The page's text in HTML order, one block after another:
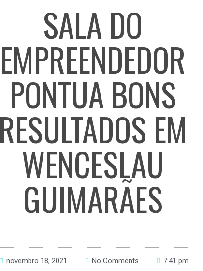
SALA DO
EMPREENDEDOR
PONTUA BONS
RESULTADOS EM
WENCESLAU
GUIMARÃES
novembro 18, 2021 No Comments 7:41 pm